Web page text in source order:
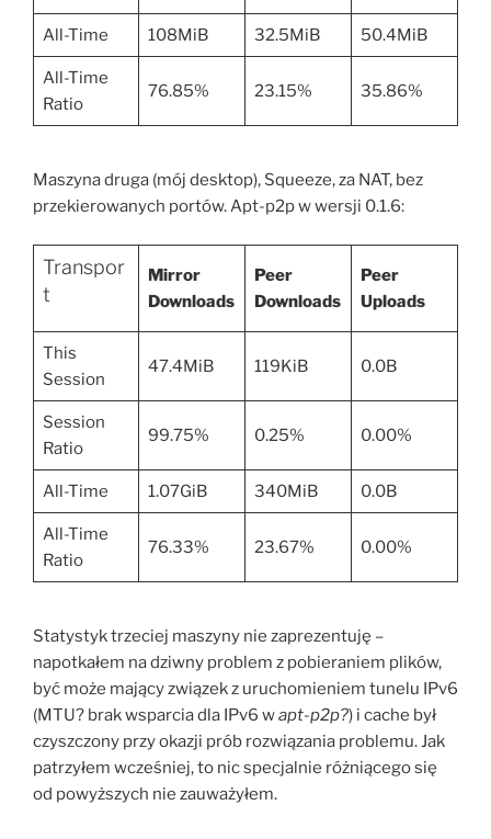
All-Time 108MiB 32.5MiB 50.4MiB
All-Time
Ratio
76.85% 23.15% 35.86%
Maszyna druga (mój desktop), Squeeze, za NAT, bez
przekierowanych portów. Apt-p2p w wersji 0.1.6:
Transpor
t
Mirror
Downloads
Peer
Downloads
Peer
Uploads
This
Session
47.4MiB 119KiB 0.0B
Session
Ratio
99.75% 0.25% 0.00%
All-Time 1.07GiB 340MiB 0.0B
All-Time
Ratio
76.33% 23.67% 0.00%
Statystyk trzeciej maszyny nie zaprezentuję –
napotkałem na dziwny problem z pobieraniem plików,
być może mający związek z uruchomieniem tunelu IPv6
(MTU? brak wsparcia dla IPv6 wapt-p2p?) i cache był
czyszczony przy okazji prób rozwiązania problemu. Jak
patrzyłem wcześniej, to nic specjalnie różniącego się
od powyższych nie zauważyłem.